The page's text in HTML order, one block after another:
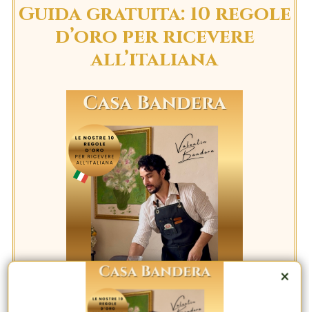
×
Guida gratuita: 10 regole
d’oro per ricevere
all’italiana